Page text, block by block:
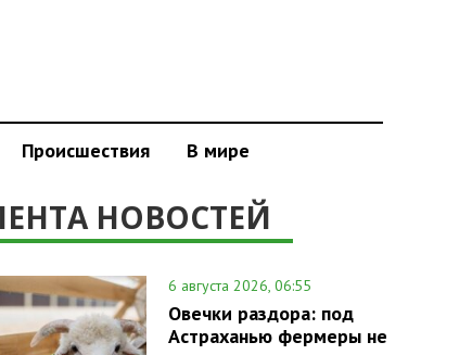
Происшествия В мире
НОВОСТЕЙ
6 августа 2026, 06:55
Овечки раздора: под
Астраханью фермеры не